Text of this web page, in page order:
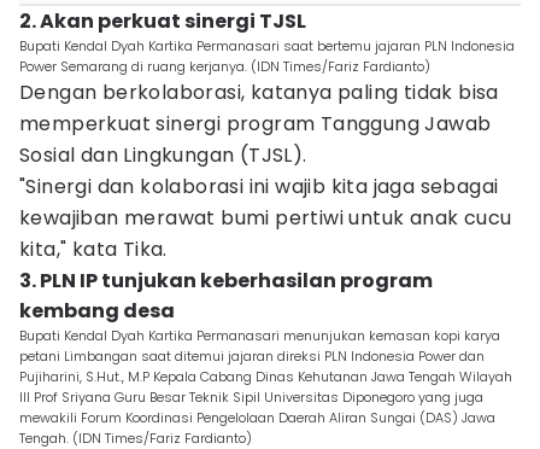
2. Akan perkuat sinergi TJSL
Bupati Kendal Dyah Kartika Permanasari saat bertemu jajaran PLN Indonesia
Power Semarang di ruang kerjanya. (IDN Times/Fariz Fardianto)
Dengan berkolaborasi, katanya paling tidak bisa
memperkuat sinergi program Tanggung Jawab
Sosial dan Lingkungan (TJSL).
"Sinergi dan kolaborasi ini wajib kita jaga sebagai
kewajiban merawat bumi pertiwi untuk anak cucu
kita," kata Tika.
3. PLN IP tunjukan keberhasilan program
kembang desa
Bupati Kendal Dyah Kartika Permanasari menunjukan kemasan kopi karya
petani Limbangan saat ditemui jajaran direksi PLN Indonesia Power dan
Pujiharini, S.Hut., M.P Kepala Cabang Dinas Kehutanan Jawa Tengah Wilayah
III Prof Sriyana Guru Besar Teknik Sipil Universitas Diponegoro yang juga
mewakili Forum Koordinasi Pengelolaan Daerah Aliran Sungai (DAS) Jawa
Tengah. (IDN Times/Fariz Fardianto)